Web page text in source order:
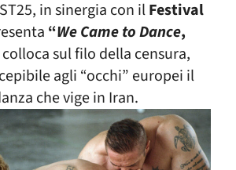
in sinergia con ilFestival
“We Came to Dance,
sul filo della censura,
agli “occhi” europei il
che vige in Iran.